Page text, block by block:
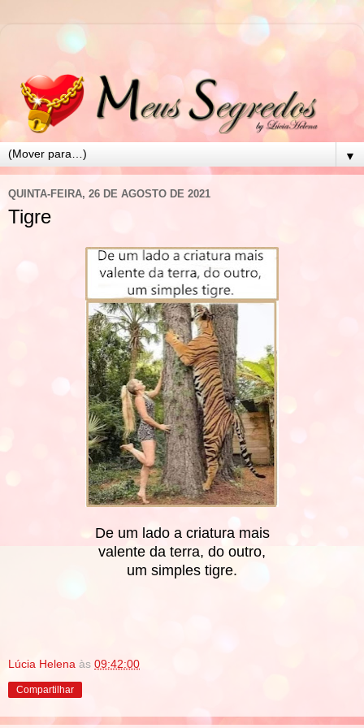
▼
QUINTA-FEIRA, 26 DE AGOSTO DE 2021
Tigre
De um lado a criatura mais
valente da terra, do outro,
um simples tigre.
Lúcia Helena às 09:42:00
Compartilhar